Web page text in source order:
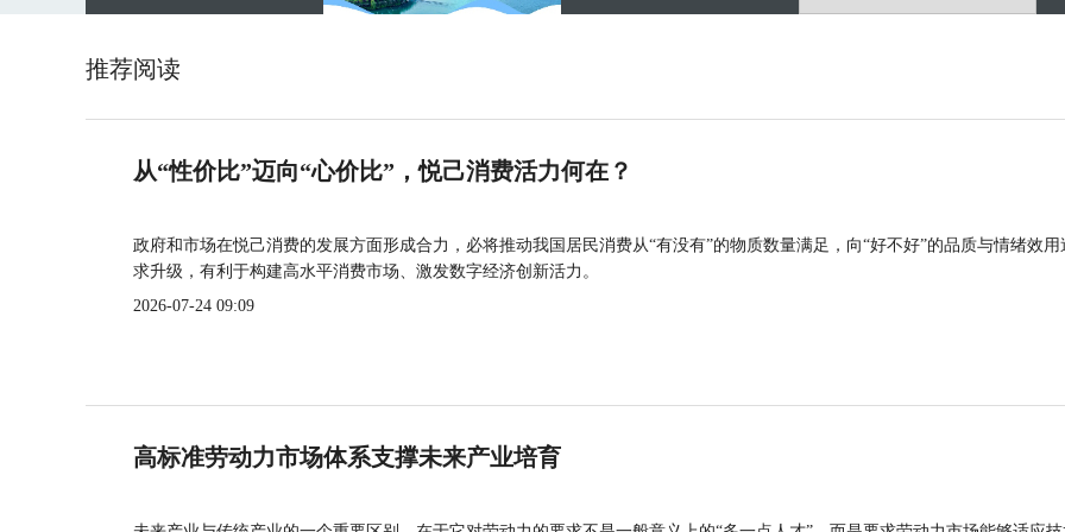
推荐阅读
从“性价比”迈向“心价比”，悦己消费活力何在？
政府和市场在悦己消费的发展方面形成合力，必将推动我国居民消费从“有没有”的物质数量满足，向“好不好”的品质与情绪效用
求升级，有利于构建高水平消费市场、激发数字经济创新活力。
2026-07-24 09:09
高标准劳动力市场体系支撑未来产业培育